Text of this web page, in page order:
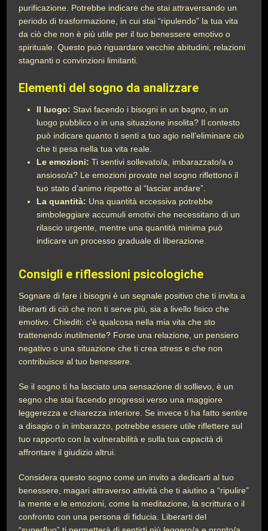
purificazione. Potrebbe indicare che stai attraversando un
periodo di trasformazione, in cui stai “ripulendo” la tua vita
da ciò che non è più utile per il tuo benessere emotivo o
spirituale. Questo può riguardare vecchie abitudini, relazioni
stagnanti o convinzioni limitanti.
Elementi del sogno da analizzare
Il luogo: Stavi facendo i bisogni in un bagno, in un
luogo pubblico o in una situazione insolita? Il contesto
può indicare quanto ti senti a tuo agio nell’eliminare ciò
che ti pesa nella tua vita reale.
Le emozioni: Ti sentivi sollevato/a, imbarazzato/a o
ansioso/a? Le emozioni provate nel sogno riflettono il
tuo stato d’animo rispetto al “lasciar andare”.
La quantità: Una quantità eccessiva potrebbe
simboleggiare accumuli emotivi che necessitano di un
rilascio urgente, mentre una quantità minima può
indicare un processo graduale di liberazione.
Consigli e riflessioni psicologiche
Sognare di fare i bisogni è un segnale positivo che ti invita a
liberarti di ciò che non ti serve più, sia a livello fisico che
emotivo. Chiediti: c’è qualcosa nella mia vita che sto
trattenendo inutilmente? Forse una relazione, un pensiero
negativo o una situazione che ti crea stress e che non
contribuisce al tuo benessere.
Se il sogno ti ha lasciato una sensazione di sollievo, è un
segno che stai facendo progressi verso una maggiore
leggerezza e chiarezza interiore. Se invece ti ha fatto sentire
a disagio o in imbarazzo, potrebbe essere utile riflettere sul
tuo rapporto con la vulnerabilità e sulla tua capacità di
affrontare il giudizio altrui.
Considera questo sogno come un invito a dedicarti al tuo
benessere, magari attraverso attività che ti aiutino a “ripulire”
la mente e le emozioni, come la meditazione, la scrittura o il
confronto con una persona di fiducia. Liberarti del